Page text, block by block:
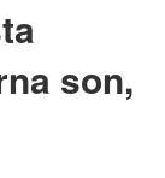
son,